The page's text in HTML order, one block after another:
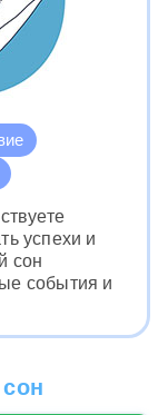
успехи и
сон
события и